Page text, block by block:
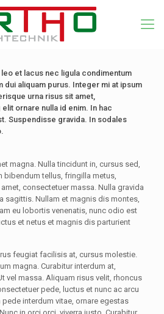
et lacus nec ligula condimentum
dui aliquam purus. Integer mi at ipsum
urna risus sit amet,
ornare nulla id enim. In hac
Suspendisse gravida. In sodales
magna. Nulla tincidunt in, cursus sed,
bibendum tellus, fringilla metus,
consectetuer massa. Nulla gravida
sagittis. Nullam et magnis dis montes,
eu lobortis venenatis, nunc odio est
et netus et magnis dis parturient
feugiat facilisis at, cursus molestie.
magna. Curabitur interdum at,
vel massa. Aliquam risus velit, rhoncus
pede, luctus et nunc ac arcu
interdum vitae, ornare egestas